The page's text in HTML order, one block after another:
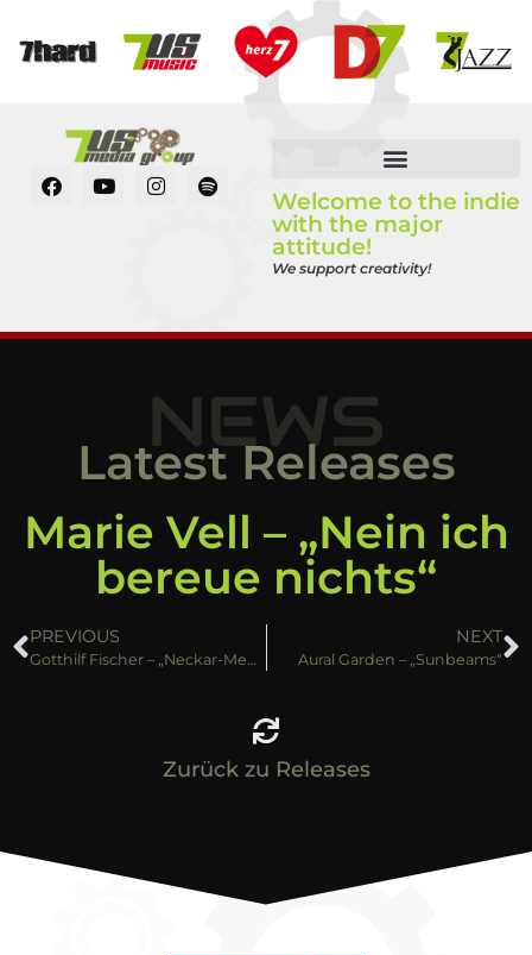
Welcome to the indie
with the major
attitude!
We support creativity!
NEWS
Latest Releases
Marie Vell – „Nein ich
bereue nichts“
PREVIOUS
Gotthilf Fischer – „Neckar-Medley“
NEXT
Aural Garden – „Sunbeams“
Zurück zu Releases